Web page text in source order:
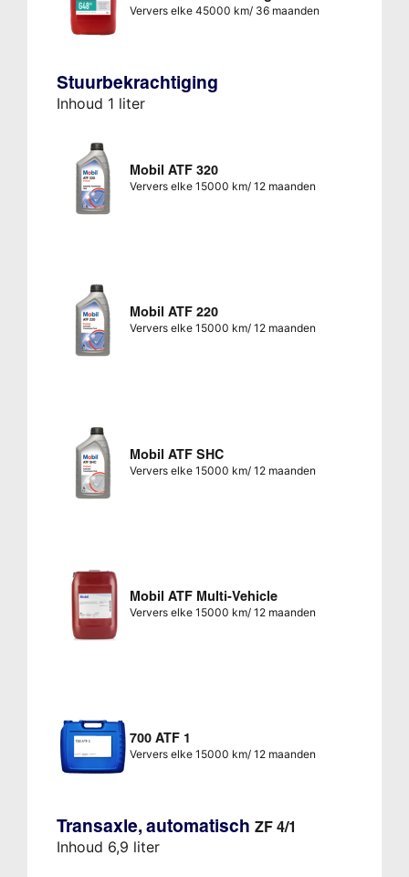
Ververs elke 45000 km/ 36 maanden
Stuurbekrachtiging
Inhoud 1 liter
Mobil ATF 320
Ververs elke 15000 km/ 12 maanden
Mobil ATF 220
Ververs elke 15000 km/ 12 maanden
Mobil ATF SHC
Ververs elke 15000 km/ 12 maanden
Mobil ATF Multi-Vehicle
Ververs elke 15000 km/ 12 maanden
700 ATF 1
Ververs elke 15000 km/ 12 maanden
Transaxle, automatisch ZF 4/1
Inhoud 6,9 liter